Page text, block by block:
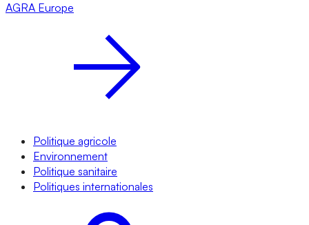
AGRA Europe
Politique agricole
Environnement
Politique sanitaire
Politiques internationales